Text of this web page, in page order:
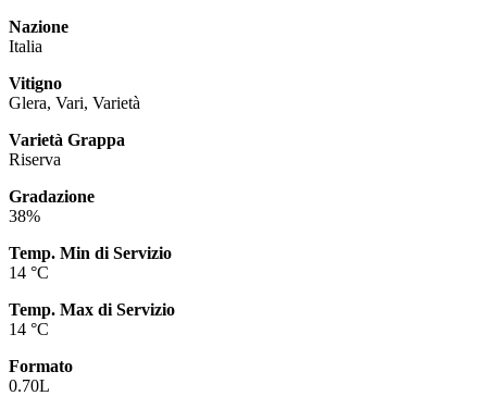
Nazione
Italia
Vitigno
Glera, Vari, Varietà
Varietà Grappa
Riserva
Gradazione
38%
Temp. Min di Servizio
14 °C
Temp. Max di Servizio
14 °C
Formato
0.70L